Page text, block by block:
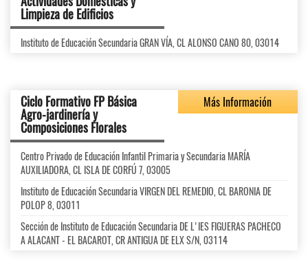
Limpieza de Edificios
Instituto de Educación Secundaria GRAN VÍA, CL ALONSO CANO 80, 03014
Ciclo Formativo FP Básica
Agro-jardinería y
Composiciones Florales
Más Información
Centro Privado de Educación Infantil Primaria y Secundaria MARÍA
AUXILIADORA, CL ISLA DE CORFÚ 7, 03005
Instituto de Educación Secundaria VIRGEN DEL REMEDIO, CL BARONIA DE
POLOP 8, 03011
Sección de Instituto de Educación Secundaria DE L'IES FIGUERAS PACHECO
A ALACANT - EL BACAROT, CR ANTIGUA DE ELX S/N, 03114